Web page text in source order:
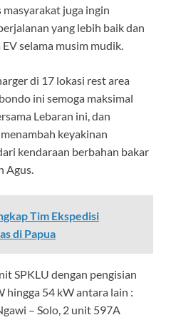
juga ingin
yang lebih baik dan
selama musim mudik.
di 17 lokasi rest area
ini semoga maksimal
Lebaran ini, dan
keyakinan
kendaraan berbahan bakar
Agus.
Tim Ekspedisi
di Papua
SPKLU dengan pengisian
hingga 54 kW antara lain :
– Solo, 2 unit 597A